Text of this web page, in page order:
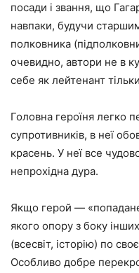
посади і звання, що
навпаки, будучи
полковника
очевидно, автори не в
себе як лейтенант
Головна героїня легко
супротивників, в неї
красень. У неї все
непрохідна дура.
Якщо герой —
якого опору з боку
(всесвіт, історію) по
Особливо добре